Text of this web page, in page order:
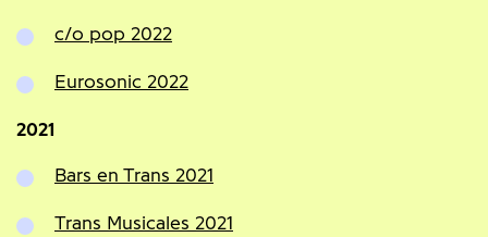
c/o pop 2022
Eurosonic 2022
2021
Bars en Trans 2021
Trans Musicales 2021